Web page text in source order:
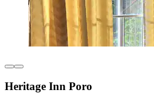
Heritage Inn Poro